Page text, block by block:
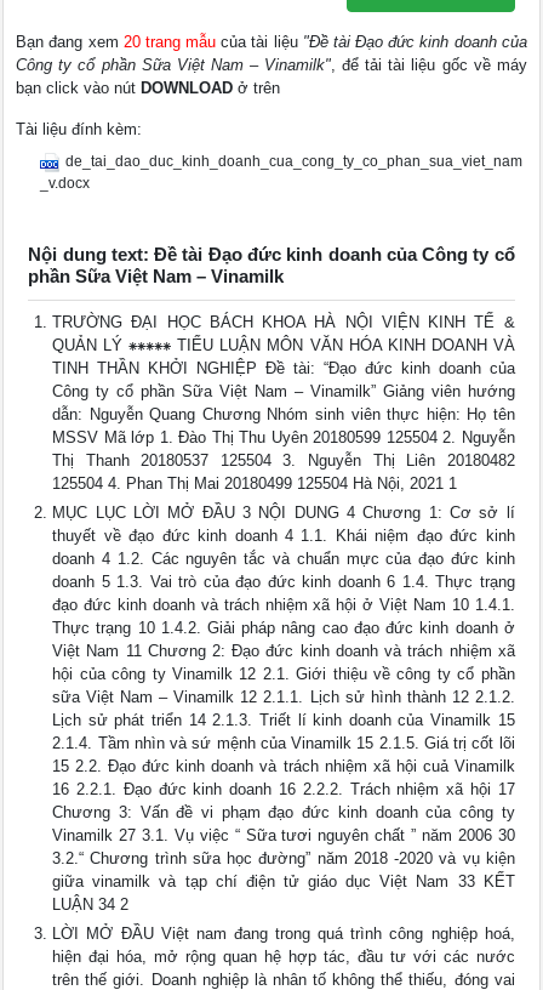
Bạn đang xem 20 trang mẫu của tài liệu "Đề tài Đạo đức kinh doanh của
Công ty cổ phần Sữa Việt Nam – Vinamilk", để tải tài liệu gốc về máy
bạn click vào nút DOWNLOAD ở trên
Tài liệu đính kèm:
de_tai_dao_duc_kinh_doanh_cua_cong_ty_co_phan_sua_viet_nam
_v.docx
Nội dung text: Đề tài Đạo đức kinh doanh của Công ty cổ
phần Sữa Việt Nam – Vinamilk
TRƯỜNG ĐẠI HỌC BÁCH KHOA HÀ NỘI VIỆN KINH TẾ &
QUẢN LÝ ⁕⁕⁕⁕⁕ TIỂU LUẬN MÔN VĂN HÓA KINH DOANH VÀ
TINH THẦN KHỞI NGHIỆP Đề tài: “Đạo đức kinh doanh của
Công ty cổ phần Sữa Việt Nam – Vinamilk” Giảng viên hướng
dẫn: Nguyễn Quang Chương Nhóm sinh viên thực hiện: Họ tên
MSSV Mã lớp 1. Đào Thị Thu Uyên 20180599 125504 2. Nguyễn
Thị Thanh 20180537 125504 3. Nguyễn Thị Liên 20180482
125504 4. Phan Thị Mai 20180499 125504 Hà Nội, 2021 1
MỤC LỤC LỜI MỞ ĐẦU 3 NỘI DUNG 4 Chương 1: Cơ sở lí
thuyết về đạo đức kinh doanh 4 1.1. Khái niệm đạo đức kinh
doanh 4 1.2. Các nguyên tắc và chuẩn mực của đạo đức kinh
doanh 5 1.3. Vai trò của đạo đức kinh doanh 6 1.4. Thực trạng
đạo đức kinh doanh và trách nhiệm xã hội ở Việt Nam 10 1.4.1.
Thực trạng 10 1.4.2. Giải pháp nâng cao đạo đức kinh doanh ở
Việt Nam 11 Chương 2: Đạo đức kinh doanh và trách nhiệm xã
hội của công ty Vinamilk 12 2.1. Giới thiệu về công ty cổ phần
sữa Việt Nam – Vinamilk 12 2.1.1. Lịch sử hình thành 12 2.1.2.
Lịch sử phát triển 14 2.1.3. Triết lí kinh doanh của Vinamilk 15
2.1.4. Tầm nhìn và sứ mệnh của Vinamilk 15 2.1.5. Giá trị cốt lõi
15 2.2. Đạo đức kinh doanh và trách nhiệm xã hội cuả Vinamilk
16 2.2.1. Đạo đức kinh doanh 16 2.2.2. Trách nhiệm xã hội 17
Chương 3: Vấn đề vi phạm đạo đức kinh doanh của công ty
Vinamilk 27 3.1. Vụ việc “ Sữa tươi nguyên chất ” năm 2006 30
3.2.“ Chương trình sữa học đường” năm 2018 -2020 và vụ kiện
giữa vinamilk và tạp chí điện tử giáo dục Việt Nam 33 KẾT
LUẬN 34 2
LỜI MỞ ĐẦU Việt nam đang trong quá trình công nghiệp hoá,
hiện đại hóa, mở rộng quan hệ hợp tác, đầu tư với các nước
trên thế giới. Doanh nghiệp là nhân tố không thể thiếu, đóng vai